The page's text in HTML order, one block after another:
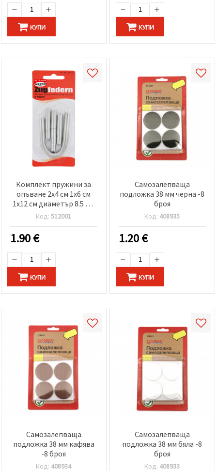
КУПИ КУПИ
Комплект пружини за
опъване 2x4 см 1x6 см
1x12 см диаметър 8.5 мм
-4 броя
Код:512001
1.90€
КУПИ
Самозалепваща
подложка 38 мм черна -8
броя
Код: 408935
1.20€
КУПИ
Самозалепваща
подложка 38 мм кафява
-8 броя
Код: 408934
Самозалепваща
подложка 38 мм бяла -8
броя
Код: 408933